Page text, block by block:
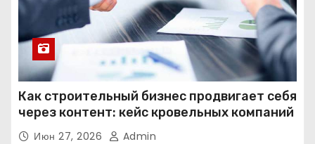
Как строительный бизнес продвигает себя
через контент: кейс кровельных компаний
Июн 27, 2026 Admin